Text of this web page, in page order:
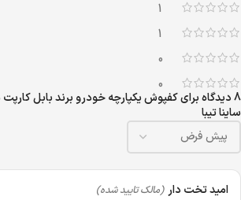
1
1
0
0
8 دیدگاه برای
کفپوش یکپارچه خودرو برند بابل
ساینا تیبا
اميد تخت دار (مالک تایید شده)